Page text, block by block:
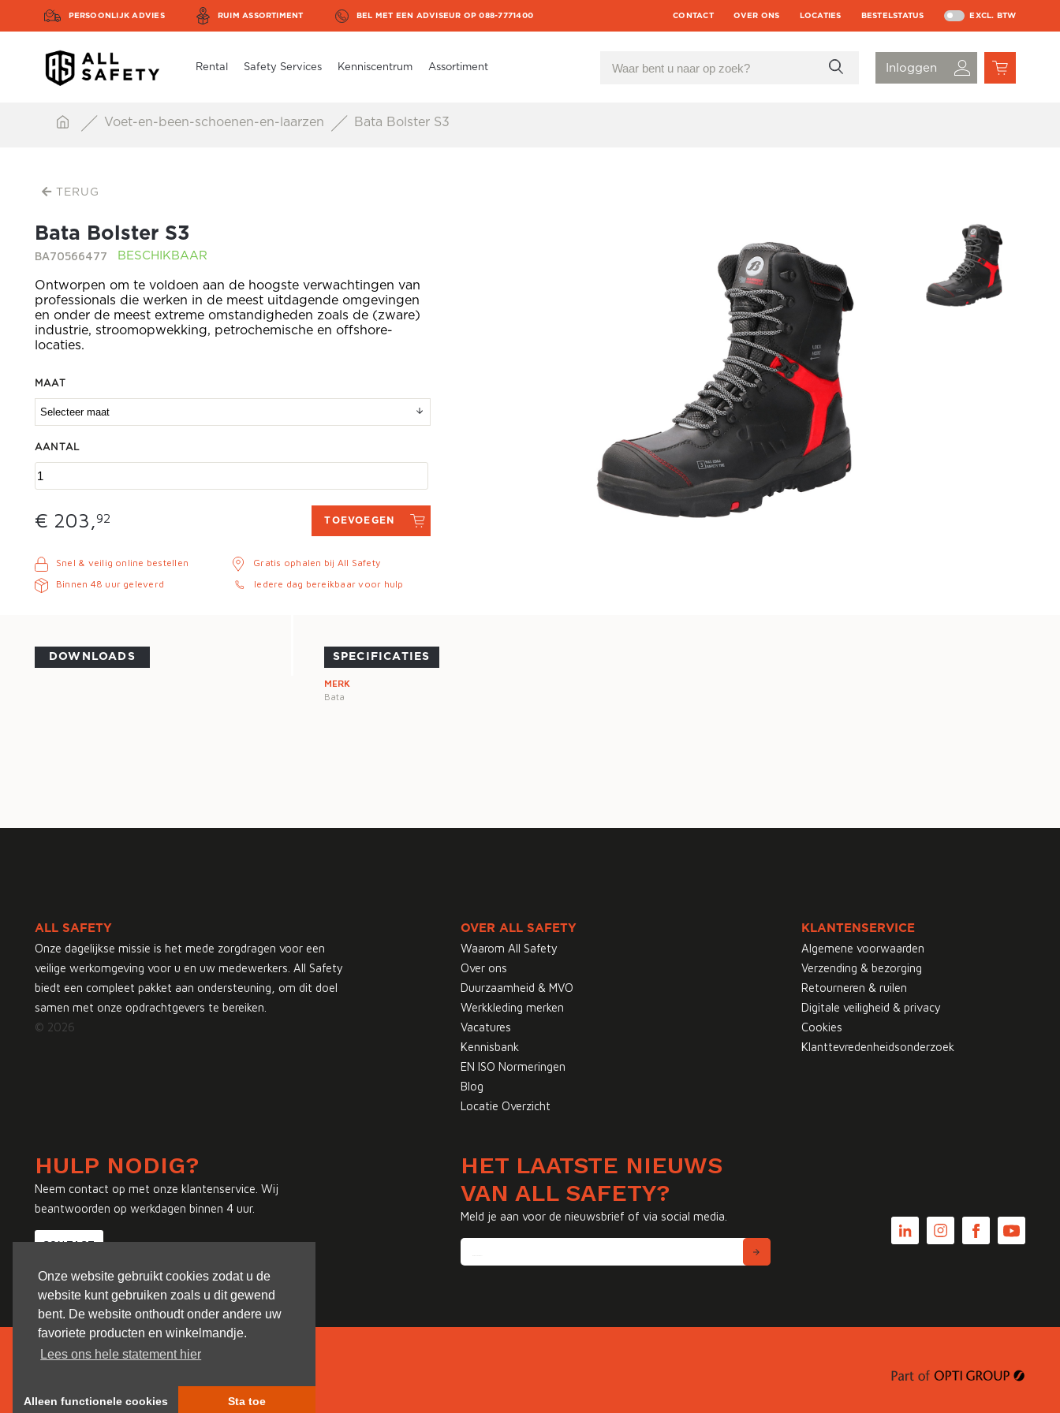
Onze website gebruikt cookies zodat u de
website kunt gebruiken zoals u dit gewend
bent. De website onthoudt onder andere uw
favoriete producten en winkelmandje.
Lees ons hele statement hier
Alleen functionele cookies Sta toe
PERSOONLIJK ADVIES RUIM ASSORTIMENT BEL MET EEN ADVISEUR OP 088-7771400 CONTACT OVER ONS LOCATIES BESTELSTATUS EXCL. BTW
Rental Safety Services Kenniscentrum Assortiment
Voet-en-been-schoenen-en-laarzen Bata Bolster S3
TERUG
Bata Bolster S3
BA70566477 BESCHIKBAAR
Ontworpen om te voldoen aan de hoogste verwachtingen van
professionals die werken in de meest uitdagende omgevingen
en onder de meest extreme omstandigheden zoals de (zware)
industrie, stroomopwekking, petrochemische en offshore-
locaties.
MAAT
AANTAL
€ 203,92 TOEVOEGEN
Snel & veilig online bestellen
Binnen 48 uur geleverd
Gratis ophalen bij All Safety
Iedere dag bereikbaar voor hulp
DOWNLOADS SPECIFICATIES
MERK
Bata
ALL SAFETY
Onze dagelijkse missie is het mede zorgdragen voor een
veilige werkomgeving voor u en uw medewerkers. All Safety
biedt een compleet pakket aan ondersteuning, om dit doel
samen met onze opdrachtgevers te bereiken.
© 2026
OVER ALL SAFETY
Waarom All Safety
Over ons
Duurzaamheid & MVO
Werkkleding merken
Vacatures
Kennisbank
EN ISO Normeringen
Blog
Locatie Overzicht
KLANTENSERVICE
Algemene voorwaarden
Verzending & bezorging
Retourneren & ruilen
Digitale veiligheid & privacy
Cookies
Klanttevredenheidsonderzoek
HULP NODIG?
Neem contact op met onze klantenservice. Wij
beantwoorden op werkdagen binnen 4 uur.
CONTACT
HET LAATSTE NIEUWS
VAN ALL SAFETY?
Meld je aan voor de nieuwsbrief of via social media.